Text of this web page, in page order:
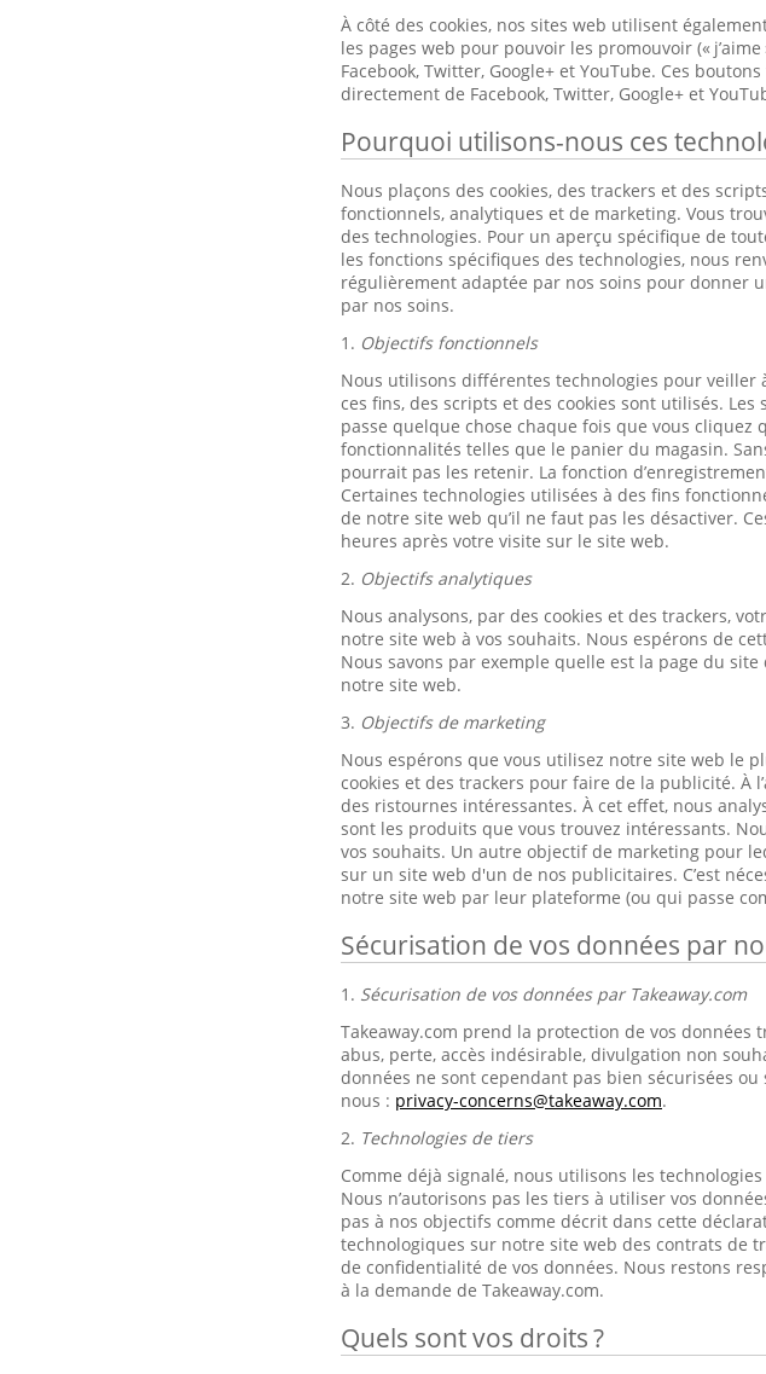
À côté des cookies, nos sites web utilisent
les pages web pour pouvoir les promouvoir («
Facebook, Twitter, Google+ et YouTube. Ces
directement de Facebook, Twitter, Google+ et
Pourquoi utilisons-nous ces
Nous plaçons des cookies, des trackers et des
fonctionnels, analytiques et de marketing. Vous
des technologies. Pour un aperçu spécifique de
les fonctions spécifiques des technologies, nous
régulièrement adaptée par nos soins pour donner
par nos soins.
1. Objectifs fonctionnels
Nous utilisons différentes technologies pour
ces fins, des scripts et des cookies sont utilisés.
passe quelque chose chaque fois que vous
fonctionnalités telles que le panier du magasin.
pourrait pas les retenir. La fonction
Certaines technologies utilisées à des fins
de notre site web qu’il ne faut pas les désactiver.
heures après votre visite sur le site web.
2. Objectifs analytiques
Nous analysons, par des cookies et des trackers,
notre site web à vos souhaits. Nous espérons de
Nous savons par exemple quelle est la page du
notre site web.
3. Objectifs de marketing
Nous espérons que vous utilisez notre site web le
cookies et des trackers pour faire de la publicité. À
des ristournes intéressantes. À cet effet, nous
sont les produits que vous trouvez intéressants.
vos souhaits. Un autre objectif de marketing pour
sur un site web d'un de nos publicitaires. C’est
notre site web par leur plateforme (ou qui passe
Sécurisation de vos données par
1. Sécurisation de vos données par Takeaway.com
Takeaway.com prend la protection de vos
abus, perte, accès indésirable, divulgation non
données ne sont cependant pas bien sécurisées
nous : privacy-concerns@takeaway.com.
2. Technologies de tiers
Comme déjà signalé, nous utilisons les
Nous n’autorisons pas les tiers à utiliser vos
pas à nos objectifs comme décrit dans cette
technologiques sur notre site web des contrats
de confidentialité de vos données. Nous restons
à la demande de Takeaway.com.
Quels sont vos droits ?